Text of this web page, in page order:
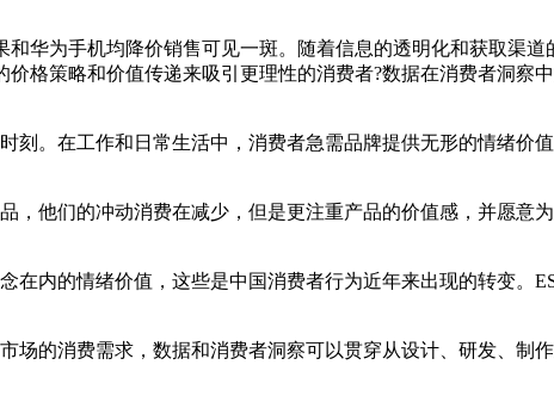
为手机均降价销售可见一斑。随着信息的透明化和获取渠道
格策略和价值传递来吸引更理性的消费者?数据在消费者洞察
。在工作和日常生活中，消费者急需品牌提供无形的情绪价值
他们的冲动消费在减少，但是更注重产品的价值感，并愿意为
内的情绪价值，这些是中国消费者行为近年来出现的转变。
的消费需求，数据和消费者洞察可以贯穿从设计、研发、制